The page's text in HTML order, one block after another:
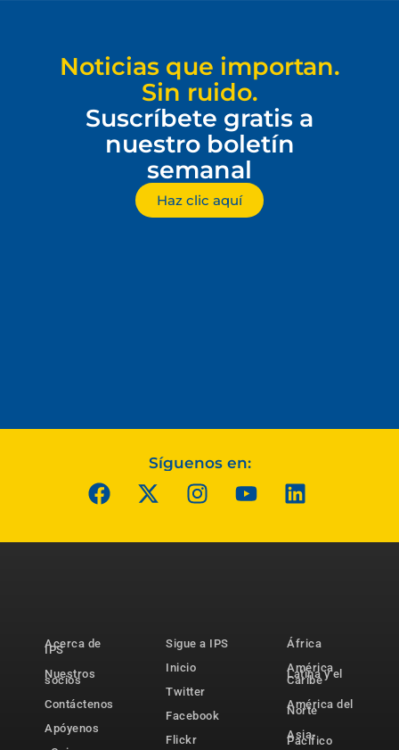
Noticias que importan.
Sin ruido.
Suscríbete gratis a
nuestro boletín
semanal
Haz clic aquí
Síguenos en:
Acerca de
IPS
Nuestros
socios
Contáctenos
Apóyenos
Sigue a IPS
Inicio
Twitter
Facebook
Flickr
África
América
Latina y el
Caribe
América del
Norte
Asia-
Pacífico